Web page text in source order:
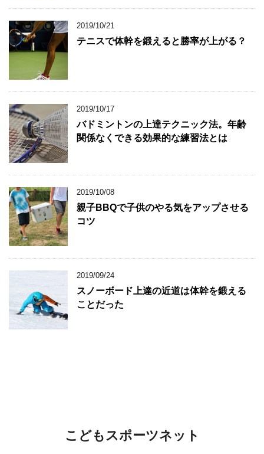
2019/10/21
テニスで体幹を鍛えると勝率が上がる？
2019/10/17
バドミントンの上達テクニック法。年齢
関係なくできる効果的な練習法とは
2019/10/08
親子BBQで子供のやる気をアップさせる
コツ
2019/09/24
スノーボード上達の近道は体幹を鍛える
ことだった
こどもスポーツネット